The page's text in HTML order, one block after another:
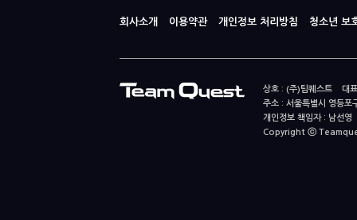
회사소개 이용약관 개인정보 처리방침 청소년 보
상호 : (주)팀퀘스트 대
주소 : 서울특별시 영등
개인정보 책임자 : 남
Copyright ⓒ